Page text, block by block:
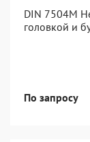
DIN 7504M
головкой и
По запросу